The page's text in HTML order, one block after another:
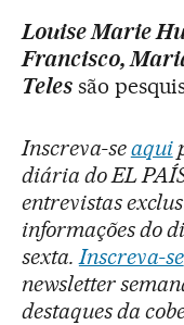
Louise Marie
Francisco,
Telessão
Inscreva-seaqui
diária do EL
entrevistas
informações do
sexta. Inscreva-se
newsletter
destaques da